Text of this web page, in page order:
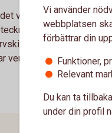
vill säga dela upp den
är registrerad
göras.
vem som ska få vad av
Vi använder
webbplatsen
förbättrar din
Funktioner,
Relevant
Du kan ta
under din profil